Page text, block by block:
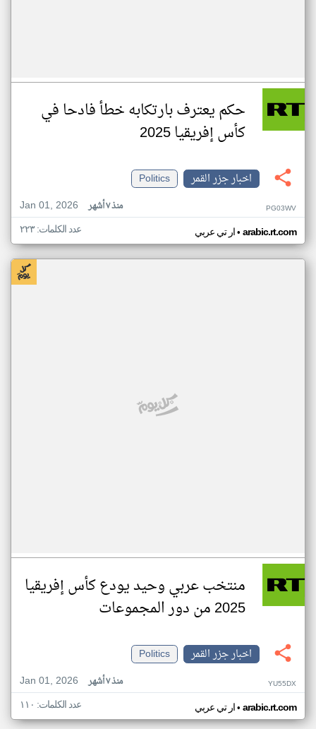
حكم يعترف بارتكابه خطأ فادحا في
كأس إفريقيا 2025
اخبار جزر القمر
Politics
Jan 01, 2026
منذ ٧ أشهر PG03WV
ار تي عربي• arabic.rt.com عدد الكلمات: ٢٢٣
منتخب عربي وحيد يودع كأس إفريقيا
2025 من دور المجموعات
اخبار جزر القمر
Politics
Jan 01, 2026
منذ ٧ أشهر YU55DX
ار تي عربي• arabic.rt.com عدد الكلمات: ١١٠